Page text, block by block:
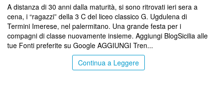
A distanza di 30 anni dalla maturità, si sono ritrovati ieri sera a
cena, i “ragazzi” della 3 C del liceo classico G. Ugdulena di
Termini Imerese, nel palermitano. Una grande festa per i
compagni di classe nuovamente insieme. Aggiungi BlogSicilia alle
tue Fonti preferite su Google AGGIUNGI Tren...
Continua a Leggere